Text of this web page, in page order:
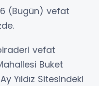
(Bugün) vefat
vefat
Buket
Yıldız Sitesindeki